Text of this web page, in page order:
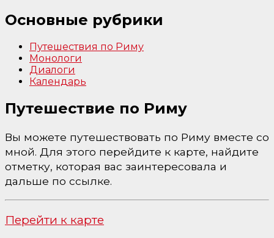
Основные рубрики
Путешествия по Риму
Монологи
Диалоги
Календарь
Путешествие по Риму
Вы можете путешествовать по Риму вместе со
мной. Для этого перейдите к карте, найдите
отметку, которая вас заинтересовала и
дальше по ссылке.
Перейти к карте